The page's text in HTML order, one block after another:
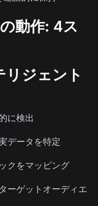
動作: 4ス
リジェント
に検出
データを特定
クをマッピング
ーゲットオーディエ